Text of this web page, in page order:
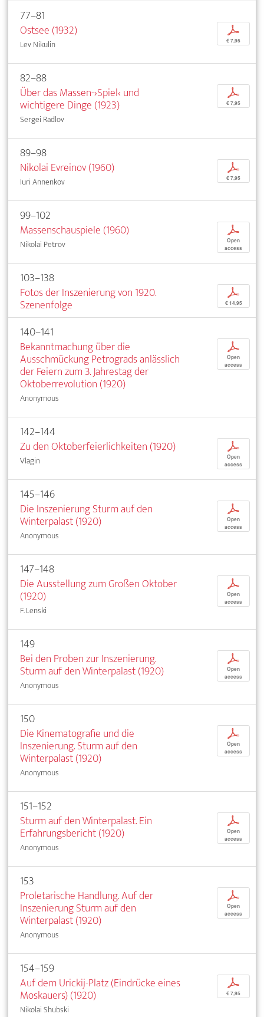
77–81
Ostsee (1932)
Lev Nikulin
p
€ 7,95
82–88
Über das Massen-›Spiel‹ und
wichtigere Dinge (1923)
Sergei Radlov
p
€ 7,95
89–98
Nikolai Evreinov (1960)
Iuri Annenkov
p
€ 7,95
99–102
Massenschauspiele (1960)
Nikolai Petrov
p
Open
access
103–138
Fotos der Inszenierung von 1920.
Szenenfolge
p
€ 14,95
140–141
Bekanntmachung über die
Ausschmückung Petrograds anlässlich
der Feiern zum 3. Jahrestag der
Oktoberrevolution (1920)
Anonymous
p
Open
access
142–144
Zu den Oktoberfeierlichkeiten (1920)
Vlagin
p
Open
access
145–146
Die Inszenierung Sturm auf den
Winterpalast (1920)
Anonymous
p
Open
access
147–148
Die Ausstellung zum Großen Oktober
(1920)
F. Lenski
p
Open
access
149
Bei den Proben zur Inszenierung.
Sturm auf den Winterpalast (1920)
Anonymous
p
Open
access
150
Die Kinematografie und die
Inszenierung. Sturm auf den
Winterpalast (1920)
Anonymous
p
Open
access
151–152
Sturm auf den Winterpalast. Ein
Erfahrungsbericht (1920)
Anonymous
p
Open
access
153
Proletarische Handlung. Auf der
Inszenierung Sturm auf den
Winterpalast (1920)
Anonymous
p
Open
access
154–159
Auf dem Urickij-Platz (Eindrücke eines
Moskauers) (1920)
Nikolai Shubski
p
€ 7,95